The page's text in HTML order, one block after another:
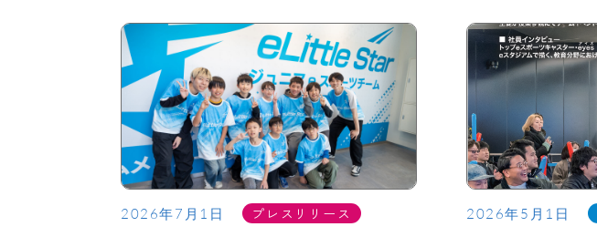
2026年7月1日 プレスリリース 2026年5月1日